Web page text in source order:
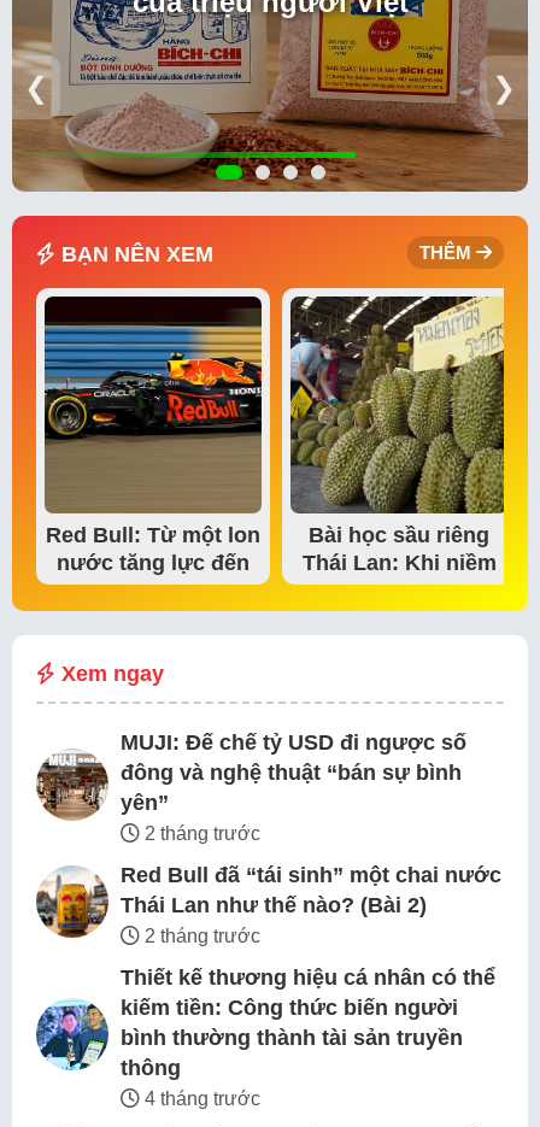
❮ ❯
BẠN NÊN XEM THÊM
Red Bull: Từ một lon
nước tăng lực đến
đế chế thể…
Bài học sầu riêng
Thái Lan: Khi niềm
tin thị trường bắt…
Xem ngay
MUJI: Đế chế tỷ USD đi ngược số
đông và nghệ thuật “bán sự bình
yên”
2 tháng trước
Red Bull đã “tái sinh” một chai nước
Thái Lan như thế nào? (Bài 2)
2 tháng trước
Thiết kế thương hiệu cá nhân có thể
kiếm tiền: Công thức biến người
bình thường thành tài sản truyền
thông
4 tháng trước